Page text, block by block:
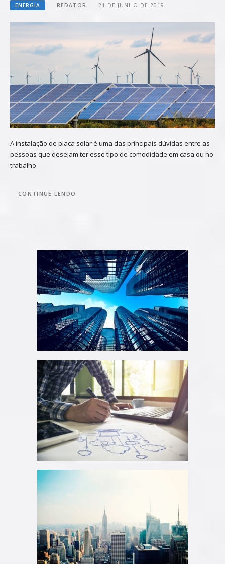
ENERGIA REDATOR 21 DE JUNHO DE 2019
A instalação de placa solar é uma das principais dúvidas entre as
pessoas que desejam ter esse tipo de comodidade em casa ou no
trabalho.
CONTINUE LENDO